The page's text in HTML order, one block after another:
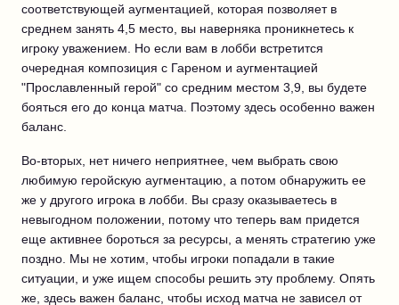
соответствующей аугментацией, которая позволяет в
среднем занять 4,5 место, вы наверняка проникнетесь к
игроку уважением. Но если вам в лобби встретится
очередная композиция с Гареном и аугментацией
"Прославленный герой" со средним местом 3,9, вы будете
бояться его до конца матча. Поэтому здесь особенно важен
баланс.
Во-вторых, нет ничего неприятнее, чем выбрать свою
любимую геройскую аугментацию, а потом обнаружить ее
же у другого игрока в лобби. Вы сразу оказываетесь в
невыгодном положении, потому что теперь вам придется
еще активнее бороться за ресурсы, а менять стратегию уже
поздно. Мы не хотим, чтобы игроки попадали в такие
ситуации, и уже ищем способы решить эту проблему. Опять
же, здесь важен баланс, чтобы исход матча не зависел от